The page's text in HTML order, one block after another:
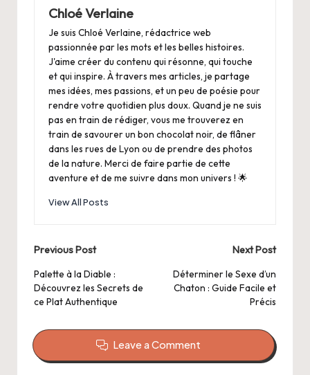
Chloé Verlaine
Je suis Chloé Verlaine, rédactrice web
passionnée par les mots et les belles histoires.
J'aime créer du contenu qui résonne, qui touche
et qui inspire. À travers mes articles, je partage
mes idées, mes passions, et un peu de poésie pour
rendre votre quotidien plus doux. Quand je ne suis
pas en train de rédiger, vous me trouverez en
train de savourer un bon chocolat noir, de flâner
dans les rues de Lyon ou de prendre des photos
de la nature. Merci de faire partie de cette
aventure et de me suivre dans mon univers ! 🌟
View All Posts
Post
navigation
Previous Post
Palette à la Diable :
Découvrez les Secrets de
ce Plat Authentique
Next Post
Déterminer le Sexe d’un
Chaton : Guide Facile et
Précis
Leave a Comment